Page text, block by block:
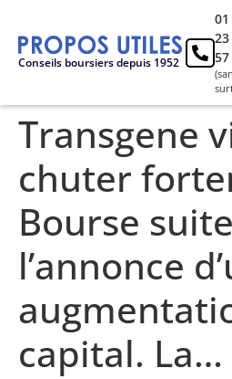
Conseils boursiers depuis 1952
23
57
Transgene
chuter
Bourse
l’annonce
capital. La…